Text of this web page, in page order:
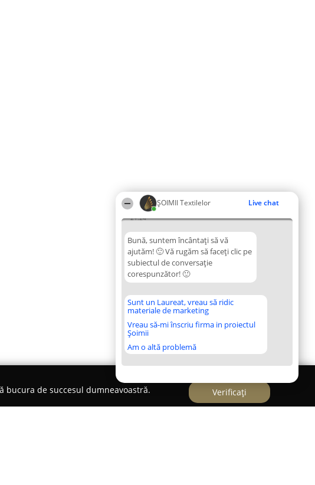
ȘOIMII Textilelor Live chat
21:24
Bună, suntem încântați să vă
ajutăm! 🙂 Vă rugăm să faceți clic pe
subiectul de conversație
corespunzător! 🙂
Sunt un Laureat, vreau să ridic
materiale de marketing
Vreau să-mi înscriu firma in proiectul
Șoimii
Am o altă problemă
de succesul dumneavoastră.
Verificați